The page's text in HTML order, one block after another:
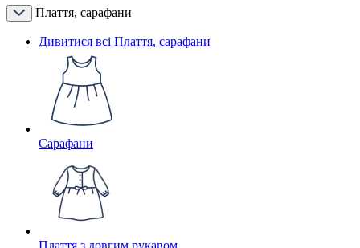
Плаття, сарафани
Дивитися всі Плаття, сарафани
Сарафани
Плаття з довгим рукавом